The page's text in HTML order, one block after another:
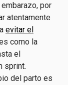
por
atentamente
evitar el
como la
el
sprint.
del parto es